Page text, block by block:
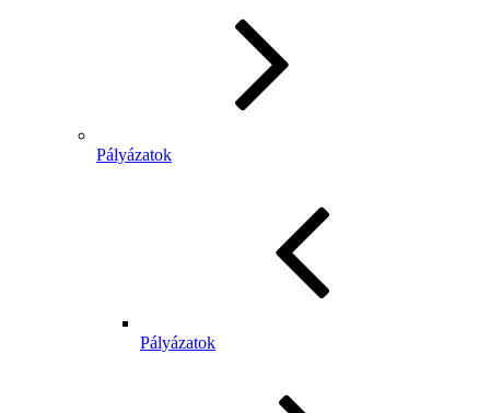
Pályázatok
Pályázatok